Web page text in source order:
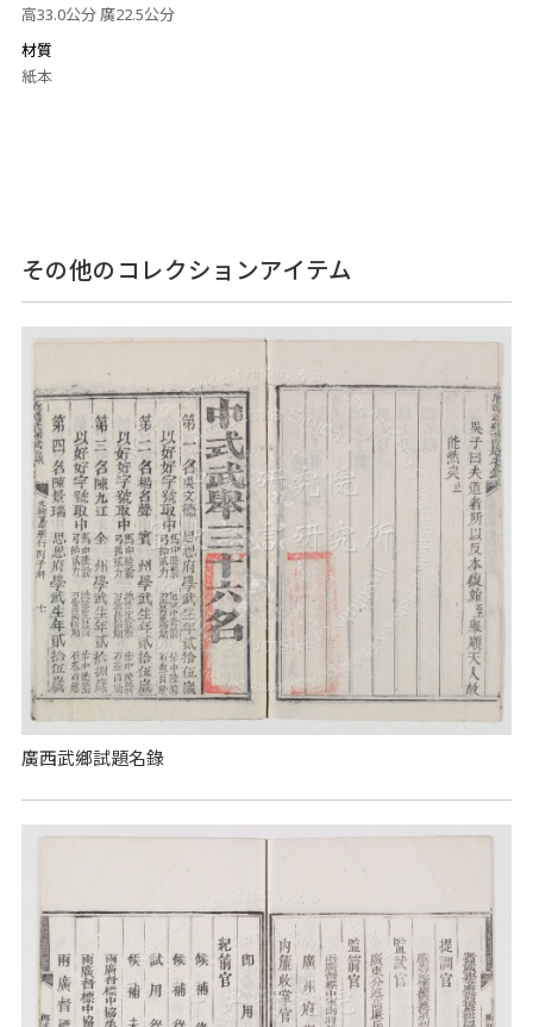
高33.0公分 廣22.5公分
材質
紙本
その他のコレクションアイテム
廣西武鄉試題名錄